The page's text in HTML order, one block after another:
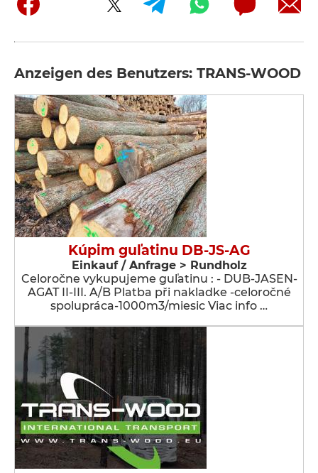
Anzeigen des Benutzers: TRANS-WOOD
Kúpim guľatinu DB-JS-AG
Einkauf / Anfrage > Rundholz
Celoročne vykupujeme guľatinu : - DUB-JASEN-
AGAT II-III. A/B Platba při nakladke -celoročné
spolupráca-1000m3/miesic Viac info …